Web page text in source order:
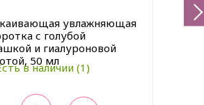
увлажняющая
с голубой
и гиалуроновой
50 мл
в наличии (1)